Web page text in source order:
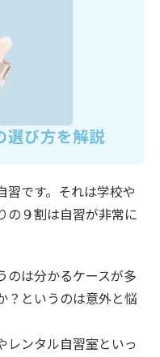
選び方を解説
習です。それは学校や
の９割は自習が非常に
のは分かるケースが多
？というのは意外と悩
レンタル自習室といっ